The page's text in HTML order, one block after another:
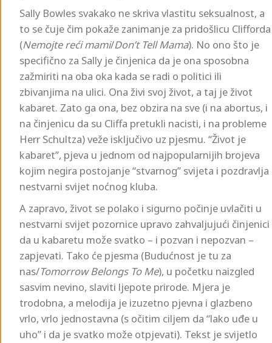
Sally Bowles svakako ne skriva vlastitu seksualnost, a
to se čuje čim pokaže zanimanje za pridošlicu Clifforda
(Nemojte reći mami/Don’t Tell Mama). No ono što je
specifično za Sally je činjenica da je ona sposobna
zažmiriti na oba oka kada se radi o politici ili
zbivanjima na ulici. Ona živi svoj život, a taj je život
kabaret. Zato ga ona, bez obzira na sve (i na abortus, i
na činjenicu da su Cliffa pretukli nacisti, i na probleme
Herr Schultza) veže isključivo uz pjesmu. “Život je
kabaret”, pjeva u jednom od najpopularnijih brojeva
kojim negira postojanje “stvarnog” svijeta i pozdravlja
nestvarni svijet noćnog kluba.
A zapravo, život se polako i sigurno počinje uvlačiti u
nestvarni svijet pozornice upravo zahvaljujući činjenici
da u kabaretu može svatko – i pozvan i nepozvan –
zapjevati. Tako će pjesma (Budućnost je tu za
nas/Tomorrow Belongs To Me), u početku naizgled
sasvim nevino, slaviti ljepote prirode. Mjera je
trodobna, a melodija je izuzetno pjevna i glazbeno
vrlo, vrlo jednostavna (s očitim ciljem da “lako uđe u
uho” i da je svatko može otpjevati). Tekst je svijetlo